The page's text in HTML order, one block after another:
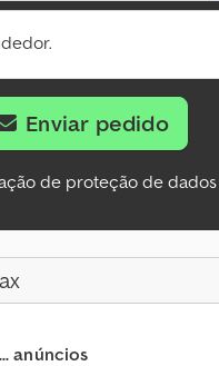
Enviar pedido
de proteção de dados
anúncios